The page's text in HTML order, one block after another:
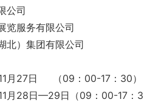
公司
览服务有限公司
北）集团有限公司
月27日 （09：00-17：30）
月28日—29日（09：00-17：3